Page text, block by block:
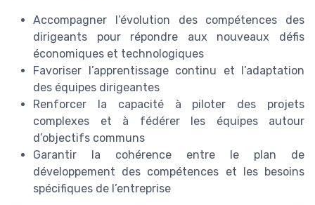
Accompagner l’évolution des compétences des
dirigeants pour répondre aux nouveaux défis
économiques et technologiques
Favoriser l’apprentissage continu et l’adaptation
des équipes dirigeantes
Renforcer la capacité à piloter des projets
complexes et à fédérer les équipes autour
d’objectifs communs
Garantir la cohérence entre le plan de
développement des compétences et les besoins
spécifiques de l’entreprise